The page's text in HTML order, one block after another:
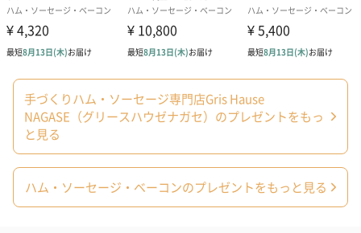
あり（0円）
メッセージカード
65文字までとなります。
手づくりハム・ソーセージ専門店Gris Hause
NAGASE（グリースハウゼナガセ）のプレゼントをもっ
と見る
ハム・ソーセージ・ベーコンのプレゼントをもっと見る